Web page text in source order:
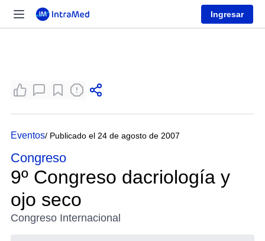
Ingresar
Eventos/ Publicado el 24 de agosto de 2007
Congreso
9º Congreso dacriología y
ojo seco
Congreso Internacional